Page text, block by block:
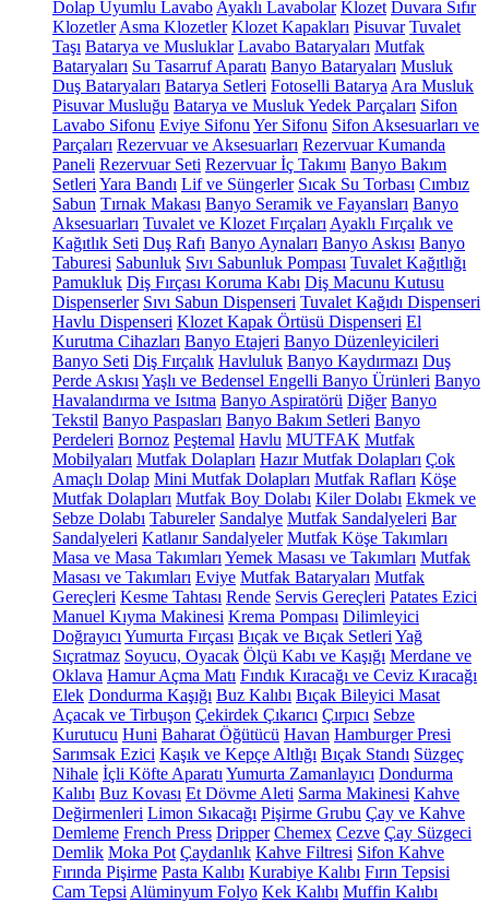
Dolap Uyumlu Lavabo Ayaklı Lavabolar Klozet Duvara Sıfır
Klozetler Asma Klozetler Klozet Kapakları Pisuvar Tuvalet
Taşı Batarya ve Musluklar Lavabo Bataryaları Mutfak
Bataryaları Su Tasarruf Aparatı Banyo Bataryaları Musluk
Duş Bataryaları Batarya Setleri Fotoselli Batarya Ara Musluk
Pisuvar Musluğu Batarya ve Musluk Yedek Parçaları Sifon
Lavabo Sifonu Eviye Sifonu Yer Sifonu Sifon Aksesuarları ve
Parçaları Rezervuar ve Aksesuarları Rezervuar Kumanda
Paneli Rezervuar Seti Rezervuar İç Takımı Banyo Bakım
Setleri Yara Bandı Lif ve Süngerler Sıcak Su Torbası Cımbız
Sabun Tırnak Makası Banyo Seramik ve Fayansları Banyo
Aksesuarları Tuvalet ve Klozet Fırçaları Ayaklı Fırçalık ve
Kağıtlık Seti Duş Rafı Banyo Aynaları Banyo Askısı Banyo
Taburesi Sabunluk Sıvı Sabunluk Pompası Tuvalet Kağıtlığı
Pamukluk Diş Fırçası Koruma Kabı Diş Macunu Kutusu
Dispenserler Sıvı Sabun Dispenseri Tuvalet Kağıdı Dispenseri
Havlu Dispenseri Klozet Kapak Örtüsü Dispenseri El
Kurutma Cihazları Banyo Etajeri Banyo Düzenleyicileri
Banyo Seti Diş Fırçalık Havluluk Banyo Kaydırmazı Duş
Perde Askısı Yaşlı ve Bedensel Engelli Banyo Ürünleri Banyo
Havalandırma ve Isıtma Banyo Aspiratörü Diğer Banyo
Tekstil Banyo Paspasları Banyo Bakım Setleri Banyo
Perdeleri Bornoz Peştemal Havlu MUTFAK Mutfak
Mobilyaları Mutfak Dolapları Hazır Mutfak Dolapları Çok
Amaçlı Dolap Mini Mutfak Dolapları Mutfak Rafları Köşe
Mutfak Dolapları Mutfak Boy Dolabı Kiler Dolabı Ekmek ve
Sebze Dolabı Tabureler Sandalye Mutfak Sandalyeleri Bar
Sandalyeleri Katlanır Sandalyeler Mutfak Köşe Takımları
Masa ve Masa Takımları Yemek Masası ve Takımları Mutfak
Masası ve Takımları Eviye Mutfak Bataryaları Mutfak
Gereçleri Kesme Tahtası Rende Servis Gereçleri Patates Ezici
Manuel Kıyma Makinesi Krema Pompası Dilimleyici
Doğrayıcı Yumurta Fırçası Bıçak ve Bıçak Setleri Yağ
Sıçratmaz Soyucu, Oyacak Ölçü Kabı ve Kaşığı Merdane ve
Oklava Hamur Açma Matı Fındık Kıracağı ve Ceviz Kıracağı
Elek Dondurma Kaşığı Buz Kalıbı Bıçak Bileyici Masat
Açacak ve Tirbuşon Çekirdek Çıkarıcı Çırpıcı Sebze
Kurutucu Huni Baharat Öğütücü Havan Hamburger Presi
Sarımsak Ezici Kaşık ve Kepçe Altlığı Bıçak Standı Süzgeç
Nihale İçli Köfte Aparatı Yumurta Zamanlayıcı Dondurma
Kalıbı Buz Kovası Et Dövme Aleti Sarma Makinesi Kahve
Değirmenleri Limon Sıkacağı Pişirme Grubu Çay ve Kahve
Demleme French Press Dripper Chemex Cezve Çay Süzgeci
Demlik Moka Pot Çaydanlık Kahve Filtresi Sifon Kahve
Fırında Pişirme Pasta Kalıbı Kurabiye Kalıbı Fırın Tepsisi
Cam Tepsi Alüminyum Folyo Kek Kalıbı Muffin Kalıbı